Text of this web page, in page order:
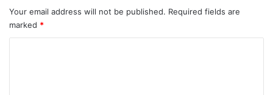
Your email address will not be published. Required fields are
marked *